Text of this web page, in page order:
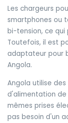
Les chargeurs
smartphones ou
bi-tension, ce qui
Toutefois, il est
adaptateur pour
Angola.
Angola utilise
d'alimentation
mêmes prises
pas besoin d'un